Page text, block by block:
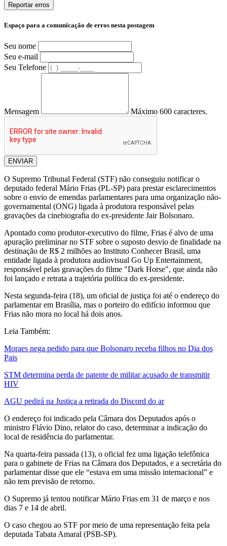
Reportar erros
Espaço para a comunicação de erros nesta postagem
Seu nome
Seu e-mail
Seu Telefone
Mensagem Máximo 600 caracteres.
ENVIAR
O Supremo Tribunal Federal (STF) não conseguiu notificar o
deputado federal Mário Frias (PL-SP) para prestar esclarecimentos
sobre o envio de emendas parlamentares para uma organização não-
governamental (ONG) ligada à produtora responsável pelas
gravações da cinebiografia do ex-presidente Jair Bolsonaro.
Apontado como produtor-executivo do filme, Frias é alvo de uma
apuração preliminar no STF sobre o suposto desvio de finalidade na
destinação de R$ 2 milhões ao Instituto Conhecer Brasil, uma
entidade ligada à produtora audiovisual Go Up Entertainment,
responsável pelas gravações do filme "Dark Horse", que ainda não
foi lançado e retrata a trajetória política do ex-presidente.
Nesta segunda-feira (18), um oficial de justiça foi até o endereço do
parlamentar em Brasília, mas o porteiro do edifício informou que
Frias não mora no local há dois anos.
Leia Também:
Moraes nega pedido para que Bolsonaro receba filhos no Dia dos
Pais
STM determina perda de patente de militar acusado de transmitir
HIV
AGU pedirá na Justiça a retirada do Discord do ar
O endereço foi indicado pela Câmara dos Deputados após o
ministro Flávio Dino, relator do caso, determinar a indicação do
local de residência do parlamentar.
Na quarta-feira passada (13), o oficial fez uma ligação telefônica
para o gabinete de Frias na Câmara dos Deputados, e a secretária do
parlamentar disse que ele “estava em uma missão internacional” e
não tem previsão de retorno.
O Supremo já tentou notificar Mário Frias em 31 de março e nos
dias 7 e 14 de abril.
O caso chegou ao STF por meio de uma representação feita pela
deputada Tabata Amaral (PSB-SP).